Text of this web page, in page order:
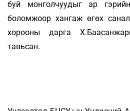
буй монголчуудыг ар
боломжоор хангаж өгөх
хорооны дарга
тавьсан.